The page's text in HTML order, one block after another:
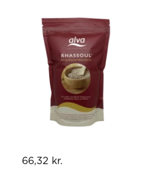
66,32 kr.